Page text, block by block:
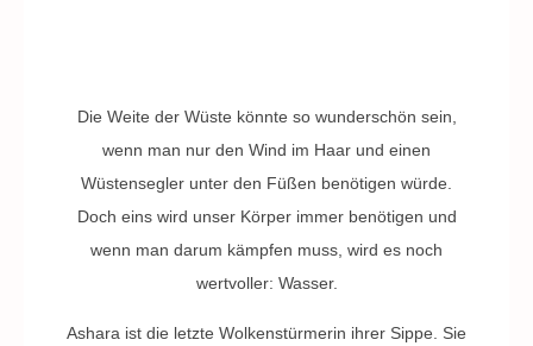
Die Weite der Wüste könnte so wunderschön sein,
wenn man nur den Wind im Haar und einen
Wüstensegler unter den Füßen benötigen würde.
Doch eins wird unser Körper immer benötigen und
wenn man darum kämpfen muss, wird es noch
wertvoller: Wasser.
Ashara ist die letzte Wolkenstürmerin ihrer Sippe. Sie